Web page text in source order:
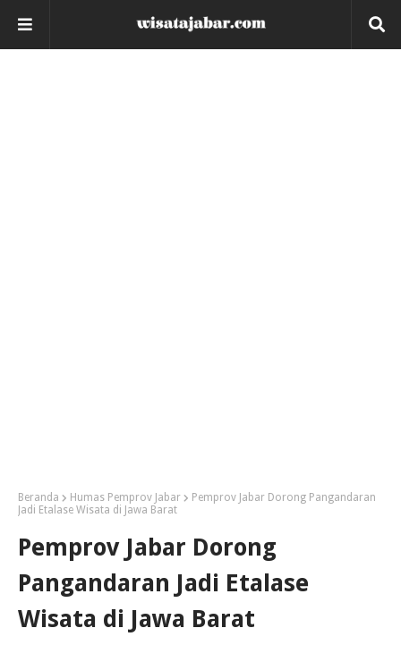
Beranda Humas Pemprov Jabar
Pemprov Jabar Dorong Pangandaran
Jadi Etalase Wisata di Jawa Barat
Pemprov Jabar Dorong
Pangandaran Jadi Etalase
Wisata di Jawa Barat